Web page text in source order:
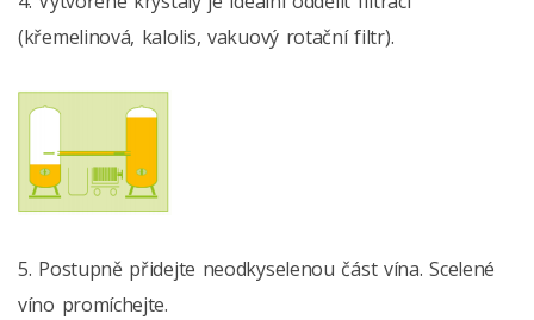
(křemelinová, kalolis, vakuový rotační filtr).
5. Postupně přidejte neodkyselenou část vína. Scelené
víno promíchejte.